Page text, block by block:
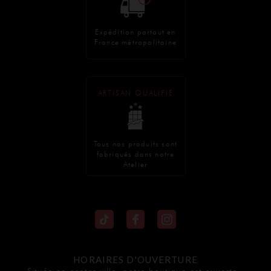
Expédition partout en
France métropolitaine
ARTISAN QUALIFIÉ
Tous nos produits sont
fabriqués dans notre
Atelier
HORAIRES D'OUVERTURE